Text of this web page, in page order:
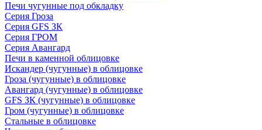
Печи чугунные под обкладку
Серия Гроза
Серия GFS ЗК
Серия ГРОМ
Серия Авангард
Печи в каменной облицовке
Искандер (чугунные) в облицовке
Гроза (чугунные) в облицовке
Авангард (чугунные) в облицовке
GFS ЗК (чугунные) в облицовке
Гром (чугунные) в облицовке
Стальные в облицовке